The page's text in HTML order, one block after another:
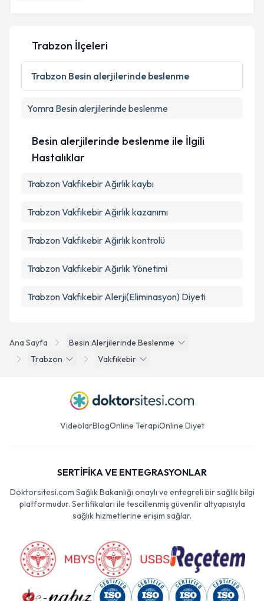
Ana Sayfa
Besin Alerjilerinde Beslenme
Trabzon
Vakfıkebir
Trabzon İlçeleri
Trabzon Besin alerjilerinde beslenme
Yomra Besin alerjilerinde beslenme
Besin alerjilerinde beslenme ile İlgili
Hastalıklar
Trabzon Vakfıkebir Ağırlık kaybı
Trabzon Vakfıkebir Ağırlık kazanımı
Trabzon Vakfıkebir Ağırlık kontrolü
Trabzon Vakfıkebir Ağırlık Yönetimi
Trabzon Vakfıkebir Alerji(Eliminasyon) Diyeti
VideolarBlogOnline TerapiOnline Diyet
SERTİFİKA VE ENTEGRASYONLAR
Doktorsitesi.com Sağlık Bakanlığı onaylı ve entegreli bir sağlık bilgi
platformudur. Sertifikaları ile tescillenmiş güvenilir altyapısıyla
sağlık hizmetlerine erişim sağlar.